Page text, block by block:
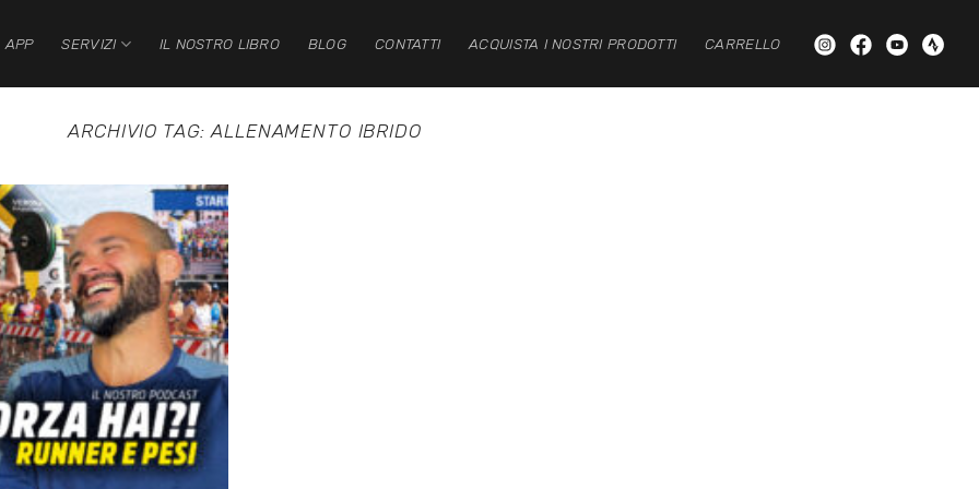
APP SERVIZI IL NOSTRO LIBRO BLOG CONTATTI ACQUISTA I NOSTRI PRODOTTI CARRELLO
ARCHIVIO TAG:ALLENAMENTO IBRIDO